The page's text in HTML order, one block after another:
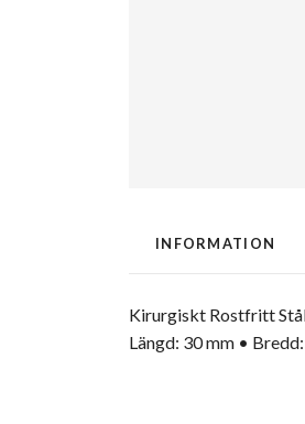
INFORMATION
Kirurgiskt Rostfritt
Längd: 30 mm •